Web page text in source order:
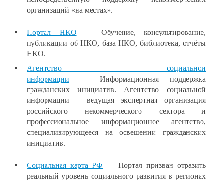
организаций «на местах».
Портал НКО — Обучение, консультирование,
публикации об НКО, база НКО, библиотека, отчёты
НКО.
Агентство социальной
информации — Информационная поддержка
гражданских инициатив. Агентство социальной
информации – ведущая экспертная организация
российского некоммерческого сектора и
профессиональное информационное агентство,
специализирующееся на освещении гражданских
инициатив.
Социальная карта РФ — Портал призван отразить
реальный уровень социального развития в регионах